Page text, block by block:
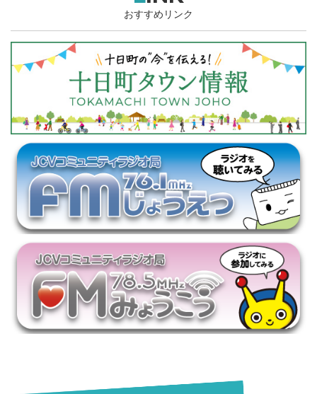
おすすめリンク